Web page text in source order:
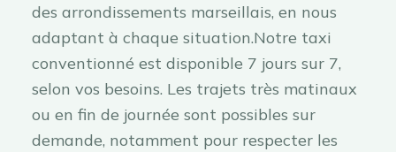
des arrondissements marseillais, en nous
adaptant à chaque situation.Notre taxi
conventionné est disponible 7 jours sur 7,
selon vos besoins. Les trajets très matinaux
ou en fin de journée sont possibles sur
demande, notamment pour respecter les